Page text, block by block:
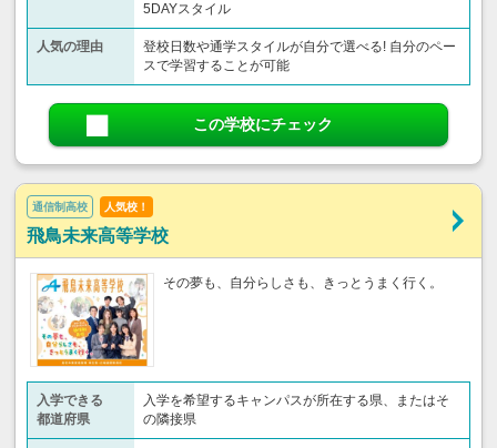
5DAYスタイル
人気の理由
登校日数や通学スタイルが自分で選べる! 自分のペー
スで学習することが可能
この学校にチェック
通信制高校 人気校！
飛鳥未来高等学校
その夢も、自分らしさも、きっとうまく行く。
入学できる
都道府県
入学を希望するキャンパスが所在する県、またはそ
の隣接県